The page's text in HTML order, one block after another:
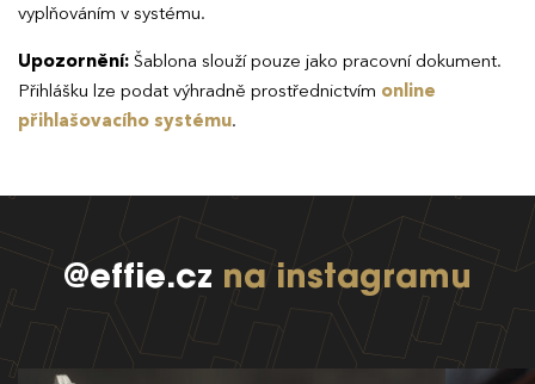
vyplňováním v systému.
Upozornění: Šablona slouží pouze jako pracovní dokument.
Přihlášku lze podat výhradně prostřednictvím online
přihlašovacího systému.
@effie.cz na instagramu